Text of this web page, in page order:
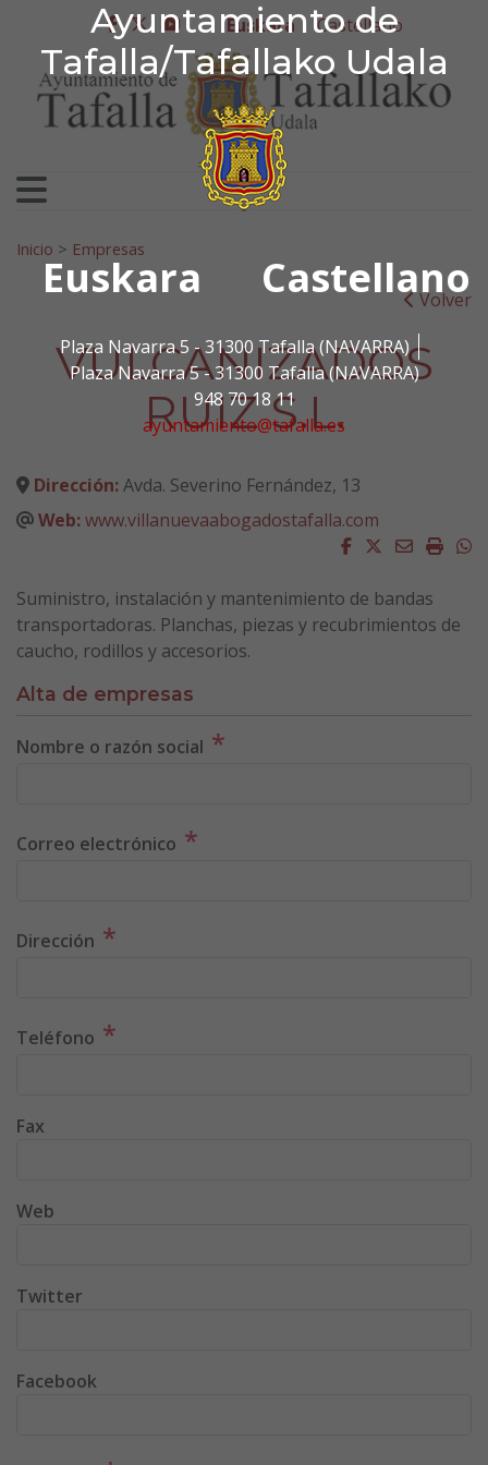
Ayuntamiento de
Tafalla/Tafallako Udala
Euskara Castellano
Plaza Navarra 5 - 31300 Tafalla (NAVARRA)
Plaza Navarra 5 - 31300 Tafalla (NAVARRA)
948 70 18 11
ayuntamiento@tafalla.es
Ir al contenido
Ayuntamiento de
facebook
twitter
youtube
Euskara Castellano
Bilatu:
Inicio > Empresas
Volver
VULCANIZADOS
RUIZ S.L.
Dirección:Avda. Severino Fernández, 13
Web:www.villanuevaabogadostafalla.com
Facebook
Twitter
Email
Suministro, instalación y mantenimiento de bandas
transportadoras. Planchas, piezas y recubrimientos de
caucho, rodillos y accesorios.
Alta de empresas
Nombre o razón social *
Correo electrónico *
Dirección *
Teléfono *
Fax
Web
Twitter
Facebook